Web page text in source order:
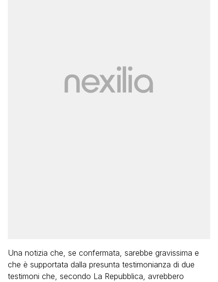
Una notizia che, se confermata, sarebbe gravissima e
che è supportata dalla presunta testimonianza di due
testimoni che, secondo La Repubblica, avrebbero